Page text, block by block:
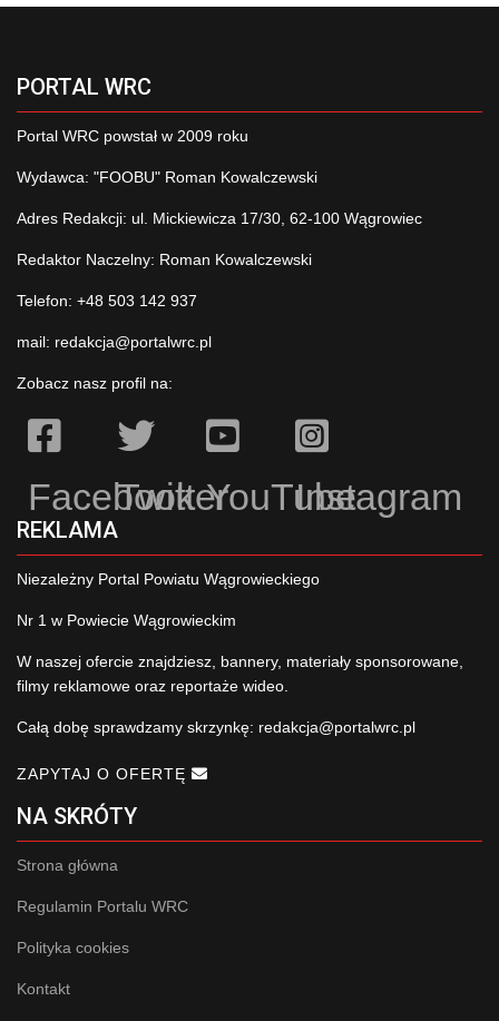
PORTAL WRC
Portal WRC powstał w 2009 roku
Wydawca: "FOOBU" Roman Kowalczewski
Adres Redakcji: ul. Mickiewicza 17/30, 62-100 Wągrowiec
Redaktor Naczelny: Roman Kowalczewski
Telefon: +48 503 142 937
mail: redakcja@portalwrc.pl
Zobacz nasz profil na:
Facebook
TwitterYouTubeInstagram
REKLAMA
Niezależny Portal Powiatu Wągrowieckiego
Nr 1 w Powiecie Wągrowieckim
W naszej ofercie znajdziesz, bannery, materiały sponsorowane,
filmy reklamowe oraz reportaże wideo.
Całą dobę sprawdzamy skrzynkę: redakcja@portalwrc.pl
ZAPYTAJ O OFERTĘ
NA SKRÓTY
Strona główna
Regulamin Portalu WRC
Polityka cookies
Kontakt